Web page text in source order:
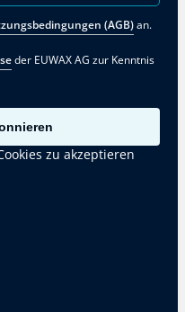
(AGB)an.
der EUWAX AG zur Kenntnis
zu akzeptieren